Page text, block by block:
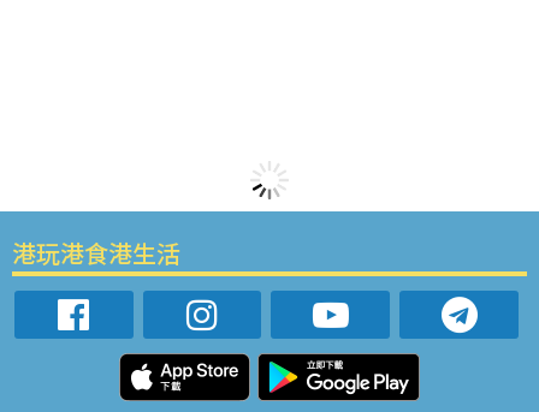
港玩港食港生活